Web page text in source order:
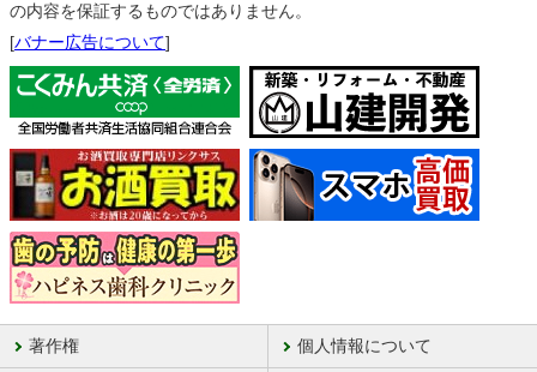
の内容を保証するものではありません。
[バナー広告について]
著作権 個人情報について